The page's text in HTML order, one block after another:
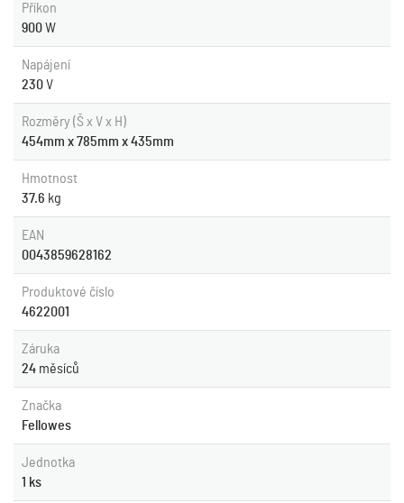
Příkon
900W
Napájení
230V
Rozměry (Š x V x H)
454mm x 785mm x 435mm
Hmotnost
37.6 kg
EAN
0043859628162
Produktové číslo
4622001
Záruka
24 měsíců
Značka
Fellowes
Jednotka
1 ks